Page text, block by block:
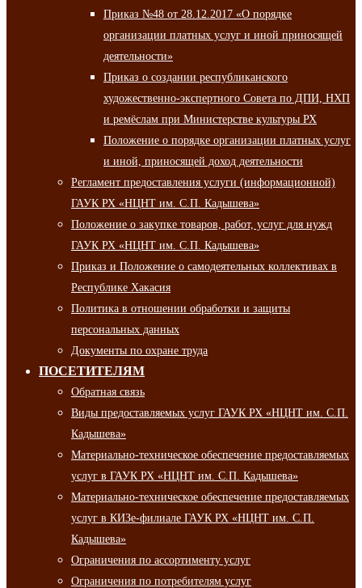
Приказ №48 от 28.12.2017 «О порядке
организации платных услуг и иной приносящей
деятельности»
Приказ о создании республиканского
художественно-экспертного Совета по ДПИ, НХП
и ремёслам при Министерстве культуры РХ
Положение о порядке организации платных услуг
и иной, приносящей доход деятельности
Регламент предоставления услуги (информационной)
ГАУК РХ «НЦНТ им. С.П. Кадышева»
Положение о закупке товаров, работ, услуг для нужд
ГАУК РХ «НЦНТ им. С.П. Кадышева»
Приказ и Положение о самодеятельных коллективах в
Республике Хакасия
Политика в отношении обработки и защиты
персональных данных
Документы по охране труда
ПОСЕТИТЕЛЯМ
Обратная связь
Виды предоставляемых услуг ГАУК РХ «НЦНТ им. С.П.
Кадышева»
Материально-техническое обеспечение предоставляемых
услуг в ГАУК РХ «НЦНТ им. С.П. Кадышева»
Материально-техническое обеспечение предоставляемых
услуг в КИЗе-филиале ГАУК РХ «НЦНТ им. С.П.
Кадышева»
Ограничения по ассортименту услуг
Ограничения по потребителям услуг